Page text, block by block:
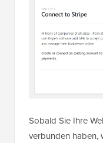
Sobald Sie Ihre
verbunden haben,